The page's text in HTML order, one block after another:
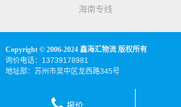
海南专线
Copyright © 2006-2024 鑫海汇物流 版权所有
询价电话：13739178981
地址部：苏州市吴中区龙西路345号